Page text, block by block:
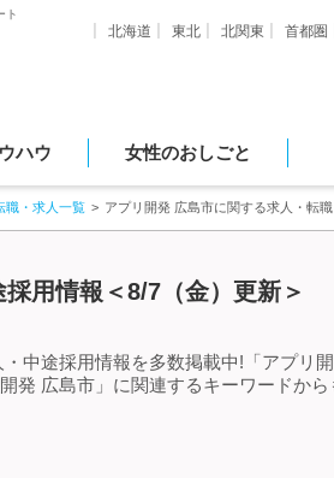
ト
北海道 東北 北関東 首都圏
ハウ 女性のおしごと
職・求人一覧 アプリ開発 広島市に関する求人・転
用情報＜8/7（金）更新＞
中途採用情報を多数掲載中!「アプリ
発 広島市」に関連するキーワードか